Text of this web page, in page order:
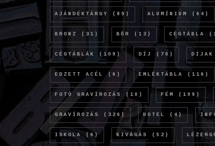
AJÁNDÉKTÁRGY (89) ALUMÍNIUM (64)
BRONZ (31) BŐR (13) CÉGTÁBLA
CÉGTÁBLÁK (109) DÍJ (70) DÍJAK
EDZETT ACÉL (6) EMLÉKTÁBLA (116)
FOTÓ GRAVÍROZÁS (10) FÉM (199)
GRAVÍROZÁS (326) HOTEL (4)
ISKOLA (6) KIVÁGÁS (52)